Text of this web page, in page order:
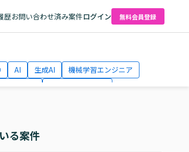
歴お問い合わせ済み案件ログイン 無料会員登録
AI 生成AI
機械学習エンジニア
る案件